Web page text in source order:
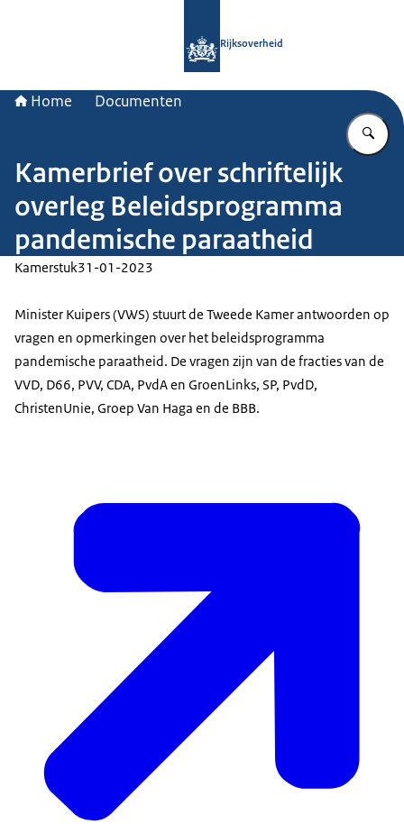
Rijksoverheid
Home Documenten
Kamerbrief over schriftelijk
overleg Beleidsprogramma
pandemische paraatheid
Kamerstuk31-01-2023
Minister Kuipers (VWS) stuurt de Tweede Kamer antwoorden op
vragen en opmerkingen over het beleidsprogramma
pandemische paraatheid. De vragen zijn van de fracties van de
VVD, D66, PVV, CDA, PvdA en GroenLinks, SP, PvdD,
ChristenUnie, Groep Van Haga en de BBB.